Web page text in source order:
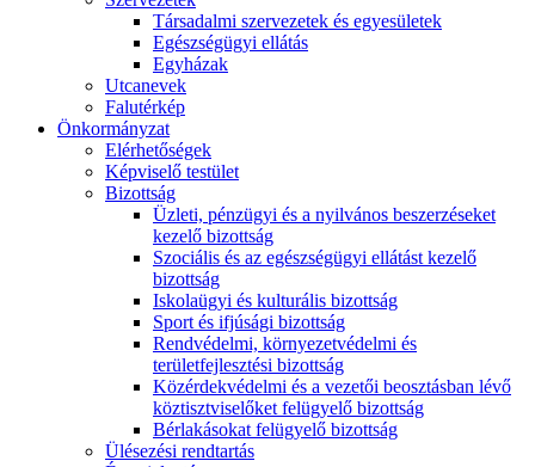
Társadalmi szervezetek és egyesületek
Egészségügyi ellátás
Egyházak
Utcanevek
Falutérkép
Önkormányzat
Elérhetőségek
Képviselő testület
Bizottság
Üzleti, pénzügyi és a nyilvános beszerzéseket
kezelő bizottság
Szociális és az egészségügyi ellátást kezelő
bizottság
Iskolaügyi és kulturális bizottság
Sport és ifjúsági bizottság
Rendvédelmi, környezetvédelmi és
területfejlesztési bizottság
Közérdekvédelmi és a vezetői beosztásban lévő
köztisztviselőket felügyelő bizottság
Bérlakásokat felügyelő bizottság
Ülésezési rendtartás